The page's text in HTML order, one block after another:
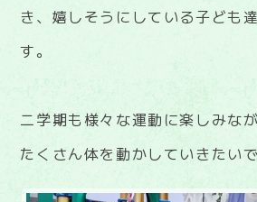
き、嬉しそうにしている子ども
す。
二学期も様々な運動に楽しみな
たくさん体を動かしていきたい